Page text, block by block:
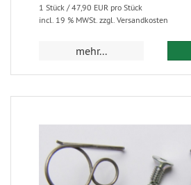
1 Stück / 47,90 EUR pro Stück
incl. 19 % MWSt. zzgl. Versandkosten
mehr...